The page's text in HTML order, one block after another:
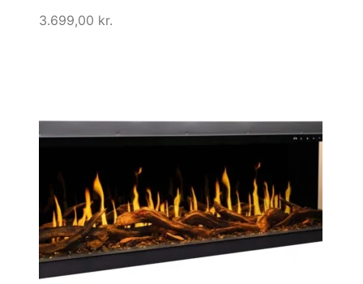
3.699,00 kr.